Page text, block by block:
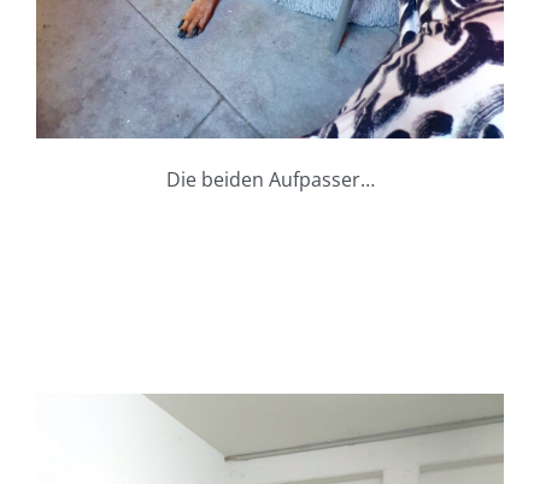
Die beiden Aufpasser…